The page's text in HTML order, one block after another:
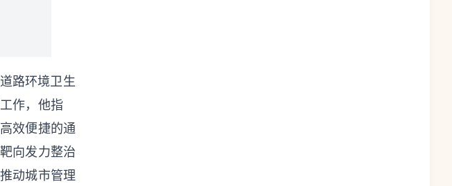
路环境卫生
作，他指
效便捷的通
向发力整治
动城市管理